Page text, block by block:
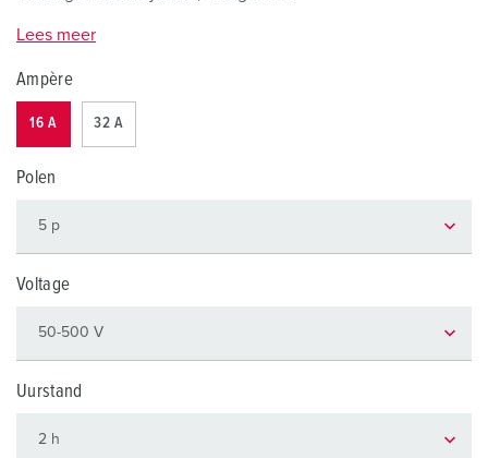
Lees meer
Ampère
16 A 32 A
Polen
Voltage
Uurstand